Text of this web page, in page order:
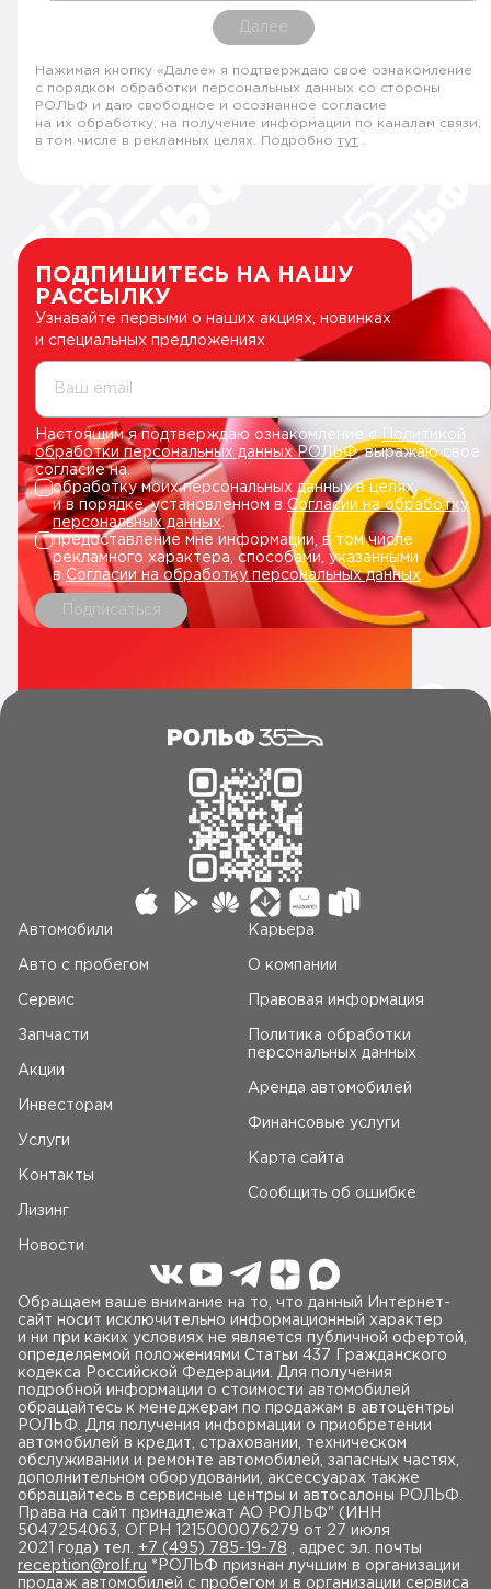
Далее
Нажимая кнопку «Далее» я подтверждаю свое ознакомление
с порядком обработки персональных данных со стороны
РОЛЬФ и даю свободное и осознанное согласие
на их обработку, на получение информации по каналам связи,
в том числе в рекламных целях. Подробно тут
ПОДПИШИТЕСЬ НА НАШУ
РАССЫЛКУ
Узнавайте первыми о наших акциях, новинках
и специальных предложениях
Ваш email
Настоящим я подтверждаю ознакомление сПолитикой
обработки персональных данных РОЛЬФ, выражаю свое
согласие на:
обработку моих персональных данных в целях
и в порядке, установленном в Согласии на обработку
персональных данных.
предоставление мне информации, в том числе
рекламного характера, способами, указанными
в Согласии на обработку персональных данных
Подписаться
Автомобили
Авто c пробегом
Сервис
Запчасти
Акции
Инвесторам
Услуги
Контакты
Лизинг
Новости
Карьера
О компании
Правовая информация
Политика обработки
персональных данных
Аренда автомобилей
Финансовые услуги
Карта сайта
Сообщить об ошибке
Обращаем ваше внимание на то, что данный Интернет-
сайт носит исключительно информационный характер
и ни при каких условиях не является публичной офертой,
определяемой положениями Статьи 437 Гражданского
кодекса Российской Федерации. Для получения
подробной информации о стоимости автомобилей
обращайтесь к менеджерам по продажам в автоцентры
РОЛЬФ. Для получения информации о приобретении
автомобилей в кредит, страховании, техническом
обслуживании и ремонте автомобилей, запасных частях,
дополнительном оборудовании, аксессуарах также
обращайтесь в сервисные центры и автосалоны РОЛЬФ.
Права на сайт принадлежат AO РОЛЬФ" (ИНН
5047254063, ОГРН 1215000076279 от 27 июля
2021 года) тел. +7 (495) 785-19-78 , адрес эл. почты
reception@rolf.ru *РОЛЬФ признан лучшим в организации
продаж автомобилей с пробегом и в организации сервиса